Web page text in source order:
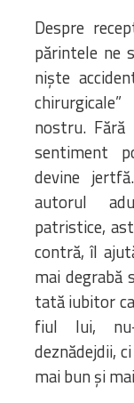
CONTATTI
Despre
părintele ne
niște
nostru. Fără
sentiment
devine
autorul
patristice,
contră, îl
mai degrabă
tată iubitor
fiul lui,
deznădejdii,
mai bun și